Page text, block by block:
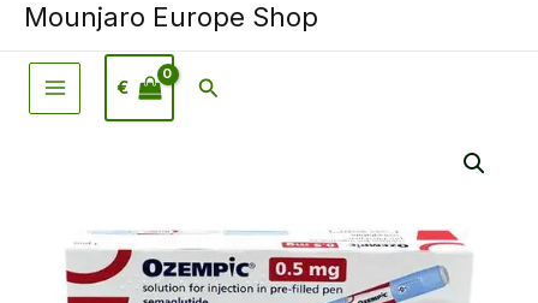
Mounjaro Europe Shop
€ Pencarian